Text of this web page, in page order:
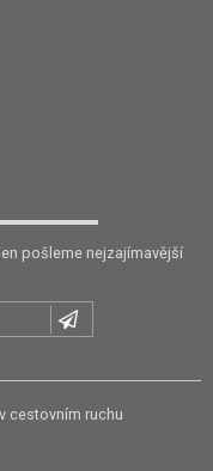
pošleme nejzajímavější
cestovním ruchu